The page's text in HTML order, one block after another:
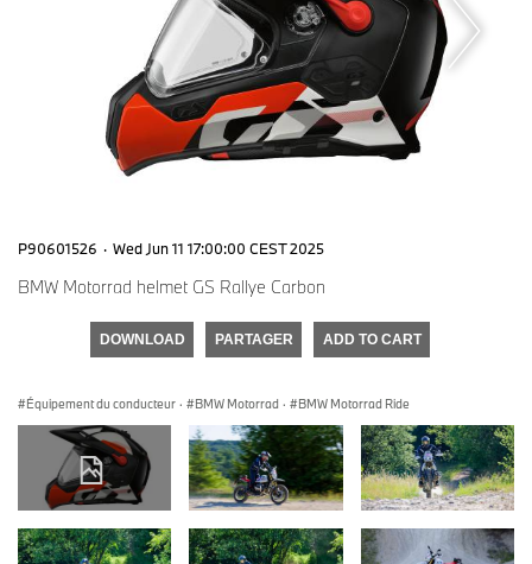
P90601526 · Wed Jun 11 17:00:00 CEST 2025
BMW Motorrad helmet GS Rallye Carbon
DOWNLOAD PARTAGER ADD TO CART
Équipement du conducteur · BMW Motorrad · BMW Motorrad Ride